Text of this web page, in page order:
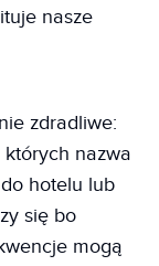
nasze
zdradliwe:
których nazwa
hotelu lub
się bo
mogą